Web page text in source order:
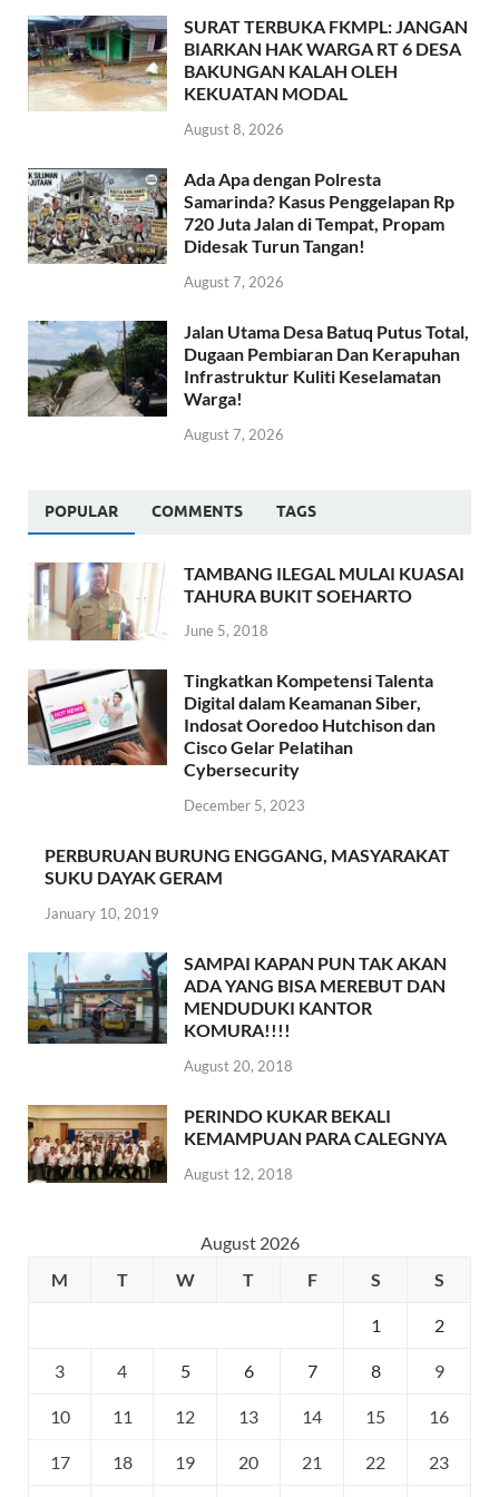
SURAT TERBUKA FKMPL: JANGAN
BIARKAN HAK WARGA RT 6 DESA
BAKUNGAN KALAH OLEH
KEKUATAN MODAL
August 8, 2026
Ada Apa dengan Polresta
Samarinda? Kasus Penggelapan Rp
720 Juta Jalan di Tempat, Propam
Didesak Turun Tangan!
August 7, 2026
Jalan Utama Desa Batuq Putus Total,
Dugaan Pembiaran Dan Kerapuhan
Infrastruktur Kuliti Keselamatan
Warga!
August 7, 2026
POPULAR COMMENTS TAGS
TAMBANG ILEGAL MULAI KUASAI
TAHURA BUKIT SOEHARTO
June 5, 2018
Tingkatkan Kompetensi Talenta
Digital dalam Keamanan Siber,
Indosat Ooredoo Hutchison dan
Cisco Gelar Pelatihan
Cybersecurity
December 5, 2023
PERBURUAN BURUNG ENGGANG, MASYARAKAT
SUKU DAYAK GERAM
January 10, 2019
SAMPAI KAPAN PUN TAK AKAN
ADA YANG BISA MEREBUT DAN
MENDUDUKI KANTOR
KOMURA!!!!
August 20, 2018
PERINDO KUKAR BEKALI
KEMAMPUAN PARA CALEGNYA
August 12, 2018
August 2026
M
T W T F S S
1 2
3 4 5 6 7 8 9
10 11 12 13 14 15 16
17 18 19 20 21 22 23